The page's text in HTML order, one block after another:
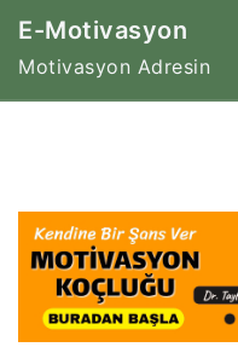
İçeriğe
E-Motivasyon
Motivasyon Adresin